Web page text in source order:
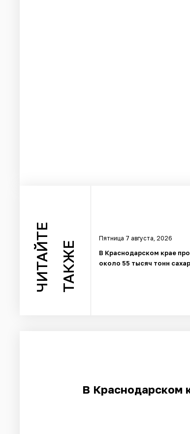
ЧИТАЙТЕ ТАКЖЕ
Пятница 7 августа, 2026
В Краснодарском крае
около 55 тысяч тонн
В Краснодарском